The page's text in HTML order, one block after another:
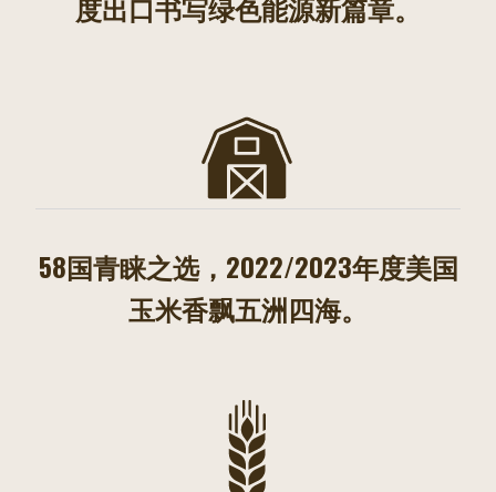
58国青睐之选，2022/2023年度美国
玉米香飘五洲四海。